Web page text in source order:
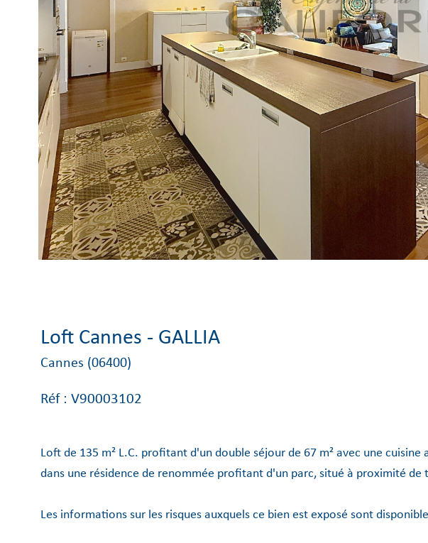
Loft Cannes - GALLIA
Cannes (06400)
Réf : V90003102
Loft de 135 m² L.C. profitant d'un double séjour de 67 m² avec une
dans une résidence de renommée profitant d'un parc, situé à proximité de
Les informations sur les risques auxquels ce bien est exposé sont